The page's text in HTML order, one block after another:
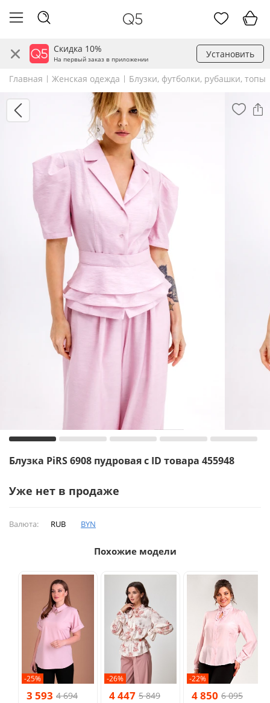
Скидка 10%
На первый заказ в приложении Установить
Главная Женская одежда Блузки, футболки, рубашки, топы
Блузка PiRS 6908 пудровая с ID товара 455948
Уже нет в продаже
Валюта: RUB BYN
Похожие модели
-25%
3 593 4 694
-26%
4 447 5 849
-22%
4 850 6 095